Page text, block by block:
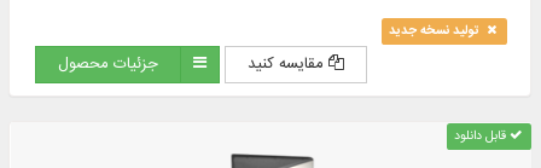
تولید نسخه جدید
مقایسه کنید جزئیات محصول
قابل دانلود